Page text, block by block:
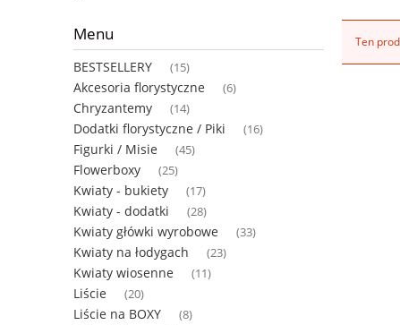
Menu
BESTSELLERY (15)
Akcesoria florystyczne (6)
Chryzantemy (14)
Dodatki florystyczne / Piki (16)
Figurki / Misie (45)
Flowerboxy (25)
Kwiaty - bukiety (17)
Kwiaty - dodatki (28)
Kwiaty główki wyrobowe (33)
Kwiaty na łodygach (23)
Kwiaty wiosenne (11)
Liście (20)
Liście na BOXY (8)
Ten